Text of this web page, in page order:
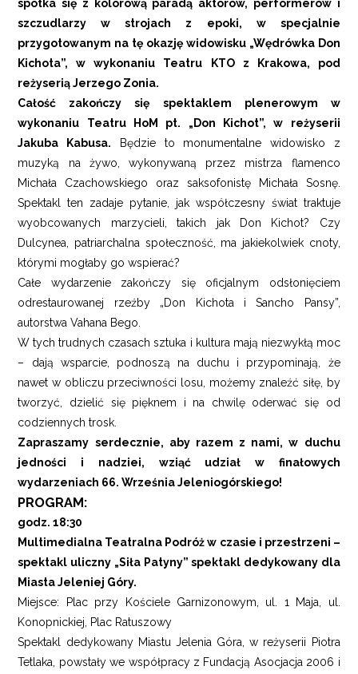
spotka się z kolorową paradą aktorów, performerów i
szczudlarzy w strojach z epoki, w specjalnie
przygotowanym na tę okazję widowisku „Wędrówka Don
Kichota”, w wykonaniu Teatru KTO z Krakowa, pod
reżyserią Jerzego Zonia.
Całość zakończy się spektaklem plenerowym w
wykonaniu Teatru HoM pt. „Don Kichot”, w reżyserii
Jakuba Kabusa. Będzie to monumentalne widowisko z
muzyką na żywo, wykonywaną przez mistrza flamenco
Michała Czachowskiego oraz saksofonistę Michała Sosnę.
Spektakl ten zadaje pytanie, jak współczesny świat traktuje
wyobcowanych marzycieli, takich jak Don Kichot? Czy
Dulcynea, patriarchalna społeczność, ma jakiekolwiek cnoty,
którymi mogłaby go wspierać?
Całe wydarzenie zakończy się oficjalnym odsłonięciem
odrestaurowanej rzeźby „Don Kichota i Sancho Pansy”,
autorstwa Vahana Bego.
W tych trudnych czasach sztuka i kultura mają niezwykłą moc
– dają wsparcie, podnoszą na duchu i przypominają, że
nawet w obliczu przeciwności losu, możemy znaleźć siłę, by
tworzyć, dzielić się pięknem i na chwilę oderwać się od
codziennych trosk.
Zapraszamy serdecznie, aby razem z nami, w duchu
jedności i nadziei, wziąć udział w finałowych
wydarzeniach 66. Września Jeleniogórskiego!
PROGRAM:
godz. 18:30
Multimedialna Teatralna Podróż w czasie i przestrzeni –
spektakl uliczny „Siła Patyny” spektakl dedykowany dla
Miasta Jeleniej Góry.
Miejsce: Plac przy Kościele Garnizonowym, ul. 1 Maja, ul.
Konopnickiej, Plac Ratuszowy
Spektakl dedykowany Miastu Jelenia Góra, w reżyserii Piotra
Tetlaka, powstały we współpracy z Fundacją Asocjacja 2006 i